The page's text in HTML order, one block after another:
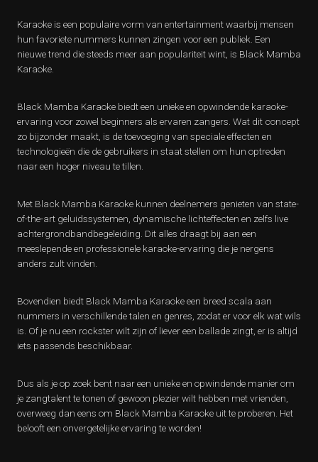
Karaoke is een populaire vorm van entertainment waarbij mensen
hun favoriete nummers kunnen zingen voor een publiek. Een
nieuwe trend die steeds meer aan populariteit wint, is Black Mamba
Karaoke.
Black Mamba Karaoke biedt een unieke en opwindende karaoke-
ervaring voor zowel beginners als ervaren zangers. Wat dit concept
zo bijzonder maakt, is de toevoeging van speciale effecten en
technologieën die de gebruikers in staat stellen om hun optreden
naar een hoger niveau te tillen.
Met Black Mamba Karaoke kunnen deelnemers genieten van state-
of-the-art geluidssystemen, dynamische lichteffecten en zelfs live
achtergrondbandbegeleiding. Dit alles draagt bij aan een
meeslepende en professionele karaoke-ervaring die je nergens
anders zult vinden.
Bovendien biedt Black Mamba Karaoke een breed scala aan
nummers in verschillende talen en genres, zodat er voor elk wat wils
is. Of je nu een rockster wilt zijn of liever een ballade zingt, er is altijd
iets passends beschikbaar.
Dus als je op zoek bent naar een unieke en opwindende manier om
je zangtalent te tonen of gewoon plezier wilt hebben met vrienden,
overweeg dan eens om Black Mamba Karaoke uit te proberen. Het
belooft een onvergetelijke ervaring te worden!